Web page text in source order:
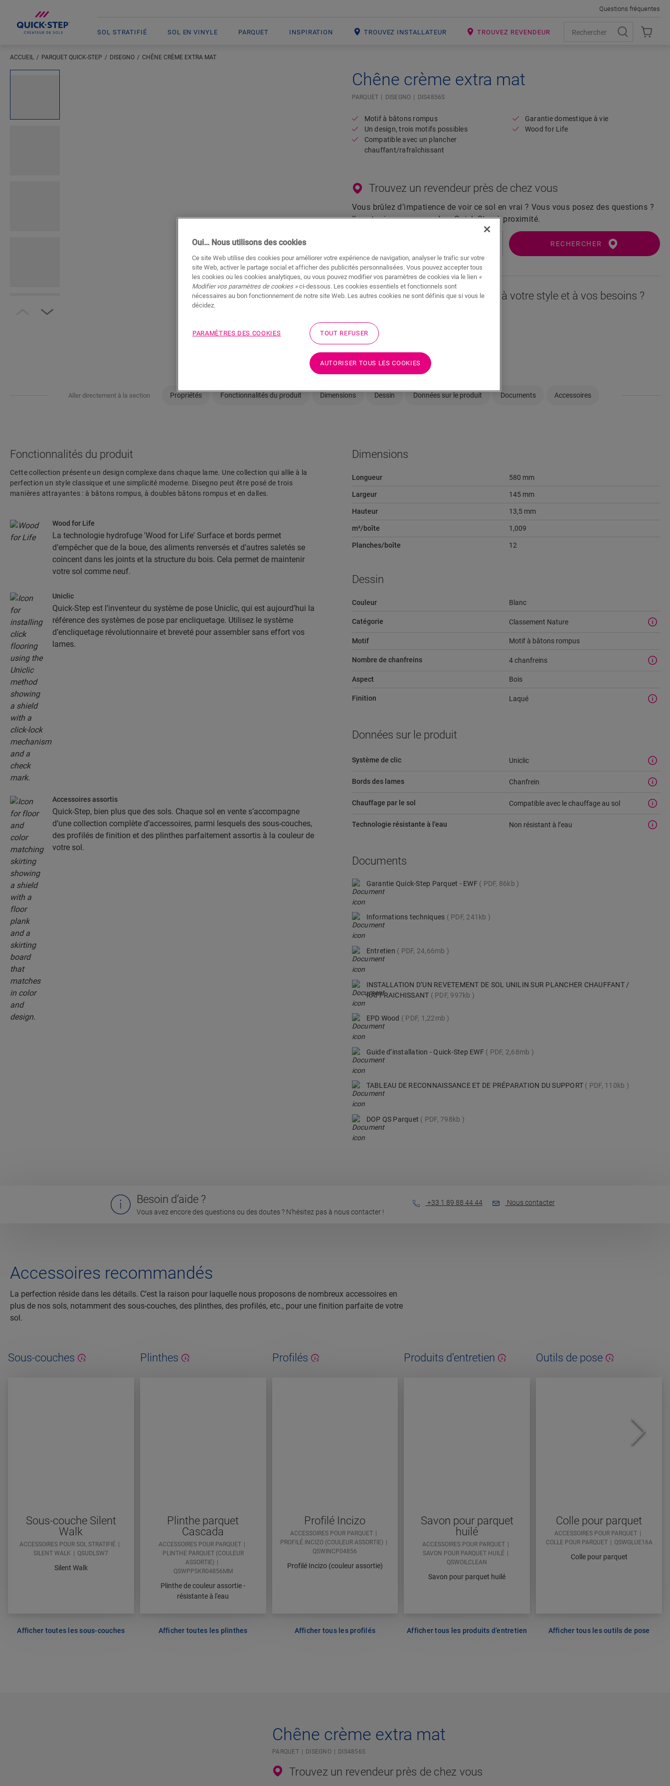
SOL STRATIFIÉ SOL EN VINYLE PARQUET INSPIRATION TROUVEZ INSTALLATEUR TROUVEZ REVENDEUR
Questions fréquentes
ACCUEIL PARQUET QUICK-STEP DISEGNO CHÊNE CRÈME EXTRA MAT
Open image in lightbox
Chêne crème extra mat
PARQUET DISEGNO DIS4856S
Motif à bâtons rompus
Un design, trois motifs possibles
Compatible avec un plancher
chauffant/rafraîchissant
Garantie domestique à vie
Wood for Life
Trouvez un revendeur près de chez vous
Vous brûlez d’impatience de voir ce sol en vrai ? Vous vous posez des questions ?
Il y a toujours un revendeur Quick-Step à proximité.
RECHERCHER
Pas sûr que ce sol corresponde à votre style et à vos besoins ?
Commander un échantillon
Aller directement à la section Propriétés Fonctionnalités du produit Dimensions Dessin Données sur le produit Documents Accessoires
Fonctionnalités du produit
Cette collection présente un design complexe dans chaque lame. Une collection qui allie à la
perfection un style classique et une simplicité moderne. Disegno peut être posé de trois
manières attrayantes : à bâtons rompus, à doubles bâtons rompus et en dalles.
Wood for Life
La technologie hydrofuge 'Wood for Life' Surface et bords permet
d’empêcher que de la boue, des aliments renversés et d’autres saletés se
coincent dans les joints et la structure du bois. Cela permet de maintenir
votre sol comme neuf.
Uniclic
Quick-Step est l’inventeur du système de pose Uniclic, qui est aujourd’hui la
référence des systèmes de pose par encliquetage. Utilisez le système
d’encliquetage révolutionnaire et breveté pour assembler sans effort vos
lames.
Accessoires assortis
Quick-Step, bien plus que des sols. Chaque sol en vente s’accompagne
d’une collection complète d’accessoires, parmi lesquels des sous-couches,
des profilés de finition et des plinthes parfaitement assortis à la couleur de
votre sol.
Dimensions
Longueur 580 mm
Largeur 145 mm
Hauteur 13,5 mm
m²/boîte 1,009
Planches/boîte 12
Dessin
Couleur Blanc
Catégorie Classement Nature
Motif Motif à bâtons rompus
Nombre de chanfreins 4 chanfreins
Aspect Bois
Finition Laqué
Données sur le produit
Système de clic Uniclic
Bords des lames Chanfrein
Chauffage par le sol Compatible avec le chauffage au sol
Technologie résistante à l'eau Non résistant à l’eau
Documents
Garantie Quick-Step Parquet - EWF PDF, 86kb
Informations techniques PDF, 241kb
Entretien PDF, 24,66mb
INSTALLATION D’UN REVETEMENT DE SOL UNILIN SUR PLANCHER CHAUFFANT /
RAFFRAICHISSANT
PDF, 997kb
EPD Wood PDF, 1,22mb
Guide d’installation - Quick-Step EWF PDF, 2,68mb
TABLEAU DE RECONNAISSANCE ET DE PRÉPARATION DU SUPPORT PDF, 110kb
DOP QS Parquet PDF, 798kb
Besoin d’aide ?
Vous avez encore des questions ou des doutes ? N’hésitez pas à nous contacter !
+33 1 89 88 44 44 Nous contacter
Accessoires recommandés
La perfection réside dans les détails. C’est la raison pour laquelle nous proposons de nombreux accessoires en
plus de nos sols, notamment des sous-couches, des plinthes, des profilés, etc., pour une finition parfaite de votre
sol.
Sous-couches
Sous-couche Silent
Walk
ACCESSOIRES POUR SOL STRATIFIÉ
SILENT WALK
QSUDLSW7
Silent Walk
Afficher toutes les sous-couches
Plinthes
Plinthe parquet
Cascada
ACCESSOIRES POUR PARQUET
PLINTHE PARQUET (COULEUR
ASSORTIE)
QSWPPSKR04856MM
Plinthe de couleur assortie -
résistante à l'eau
Afficher toutes les plinthes
Profilés
Profilé Incizo
ACCESSOIRES POUR PARQUET
PROFILÉ INCIZO (COULEUR ASSORTIE)
QSWINCP04856
Profilé Incizo (couleur assortie)
Afficher tous les profilés
Produits d’entretien
Savon pour parquet
huilé
ACCESSOIRES POUR PARQUET
SAVON POUR PARQUET HUILÉ
QSWOILCLEAN
Savon pour parquet huilé
Afficher tous les produits d’entretien
Outils de pose
Colle pour parquet
ACCESSOIRES POUR PARQUET
COLLE POUR PARQUET
QSWGLUE16A
Colle pour parquet
Afficher tous les outils de pose
Chêne crème extra mat
PARQUET DISEGNO DIS4856S
Trouvez un revendeur près de chez vous
Oui… Nous utilisons des cookies
Ce site Web utilise des cookies pour améliorer votre expérience de navigation, analyser le trafic sur votre
site Web, activer le partage social et afficher des publicités personnalisées. Vous pouvez accepter tous
les cookies ou les cookies analytiques, ou vous pouvez modifier vos paramètres de cookies via le lien «
Modifier vos paramètres de cookies »ci-dessous. Les cookies essentiels et fonctionnels sont
nécessaires au bon fonctionnement de notre site Web. Les autres cookies ne sont définis que si vous le
décidez.
PARAMÈTRES DES COOKIES TOUT REFUSER
AUTORISER TOUS LES COOKIES